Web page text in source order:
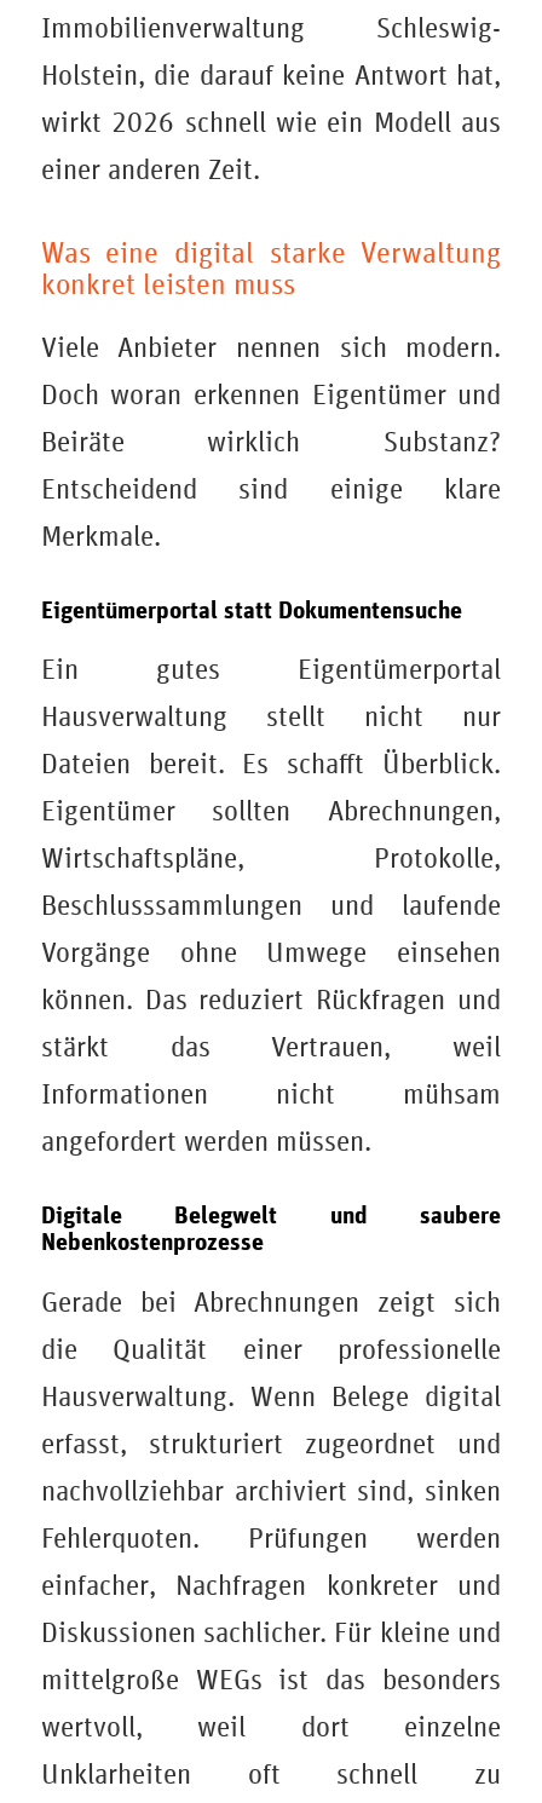
Immobilienverwaltung Schleswig-
Holstein, die darauf keine Antwort hat,
wirkt 2026 schnell wie ein Modell aus
einer anderen Zeit.
Was eine digital starke Verwaltung
konkret leisten muss
Viele Anbieter nennen sich modern.
Doch woran erkennen Eigentümer und
Beiräte wirklich Substanz?
Entscheidend sind einige klare
Merkmale.
Eigentümerportal statt Dokumentensuche
Ein gutes Eigentümerportal
Hausverwaltung stellt nicht nur
Dateien bereit. Es schafft Überblick.
Eigentümer sollten Abrechnungen,
Wirtschaftspläne, Protokolle,
Beschlusssammlungen und laufende
Vorgänge ohne Umwege einsehen
können. Das reduziert Rückfragen und
stärkt das Vertrauen, weil
Informationen nicht mühsam
angefordert werden müssen.
Digitale Belegwelt und saubere
Nebenkostenprozesse
Gerade bei Abrechnungen zeigt sich
die Qualität einer professionelle
Hausverwaltung. Wenn Belege digital
erfasst, strukturiert zugeordnet und
nachvollziehbar archiviert sind, sinken
Fehlerquoten. Prüfungen werden
einfacher, Nachfragen konkreter und
Diskussionen sachlicher. Für kleine und
mittelgroße WEGs ist das besonders
wertvoll, weil dort einzelne
Unklarheiten oft schnell zu